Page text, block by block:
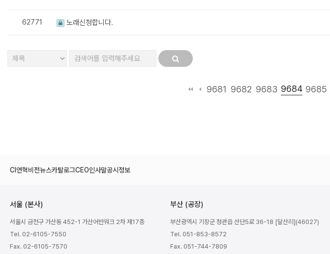
62771 노래신청합니다.
9681 9682 9683 9684 9685
다음맨끝
CI 연혁비전뉴스카탈로그CEO인사말공시정보
서울 (본사)
서울시 금천구 가산동 452-1 가산어반워크 2차 제17층
Tel. 02-6105-7550
Fax. 02-6105-7570
부산 (공장)
부산광역시 기장군 정관읍 산단5로 36-18 [달산리](46027)
Tel. 051-853-8572
Fax. 051-744-7809